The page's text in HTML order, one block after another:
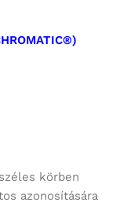
körben
azonosítására